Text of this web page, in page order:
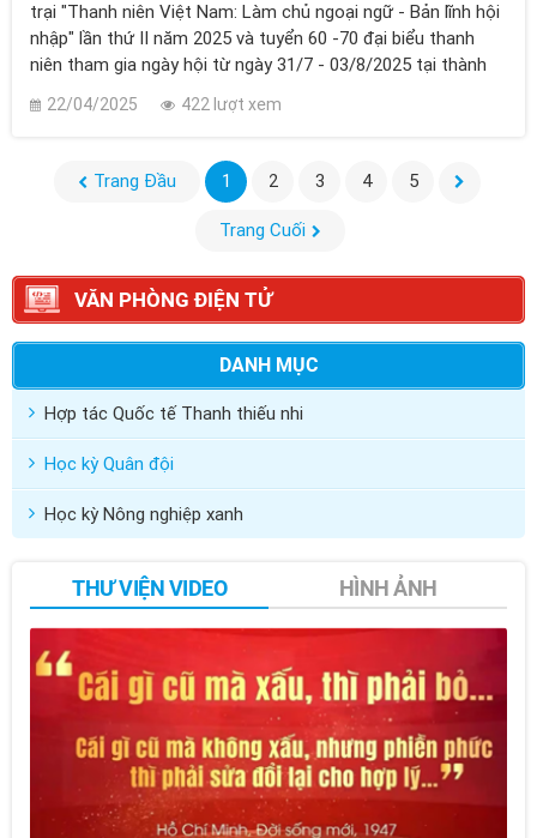
trại "Thanh niên Việt Nam: Làm chủ ngoại ngữ - Bản lĩnh hội
nhập" lần thứ II năm 2025 và tuyển 60 -70 đại biểu thanh
niên tham gia ngày hội từ ngày 31/7 - 03/8/2025 tại thành
22/04/2025 422 lượt xem
Trang Đầu 1 2 3 4 5
Trang Cuối
VĂN PHÒNG ĐIỆN TỬ
DANH MỤC
Hợp tác Quốc tế Thanh thiếu nhi
Học kỳ Quân đội
Học kỳ Nông nghiệp xanh
THƯ VIỆN VIDEO HÌNH ẢNH